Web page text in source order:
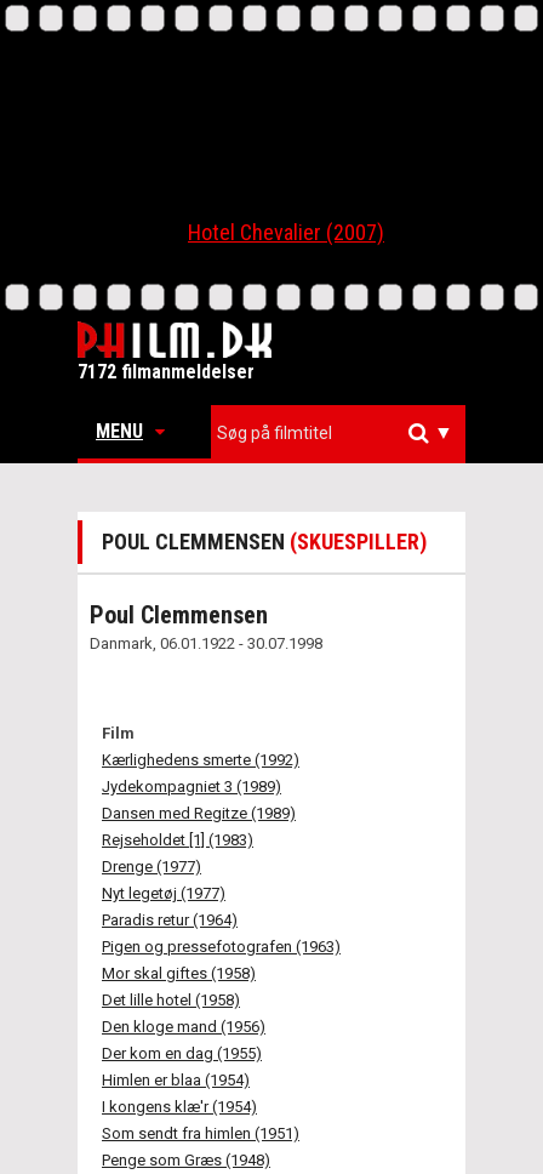
Hotel Chevalier (2007)
7172 filmanmeldelser
MENU ▼
POUL CLEMMENSEN (SKUESPILLER)
Poul Clemmensen
Danmark, 06.01.1922 - 30.07.1998
Film
Kærlighedens smerte (1992)
Jydekompagniet 3 (1989)
Dansen med Regitze (1989)
Rejseholdet [1] (1983)
Drenge (1977)
Nyt legetøj (1977)
Paradis retur (1964)
Pigen og pressefotografen (1963)
Mor skal giftes (1958)
Det lille hotel (1958)
Den kloge mand (1956)
Der kom en dag (1955)
Himlen er blaa (1954)
I kongens klæ'r (1954)
Som sendt fra himlen (1951)
Penge som Græs (1948)